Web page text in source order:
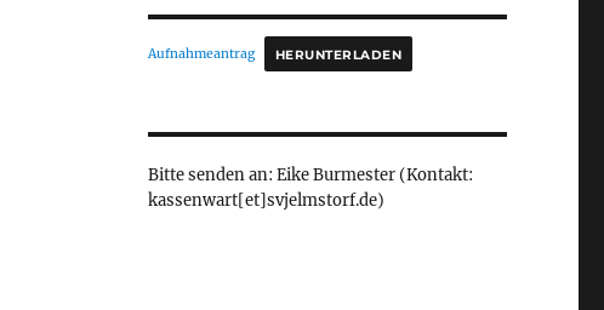
Aufnahmeantrag HERUNTERLADEN
Bitte senden an: Eike Burmester (Kontakt:
kassenwart[et]svjelmstorf.de)